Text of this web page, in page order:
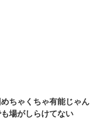
ちゃくちゃ有能じゃん
場がしらけてない